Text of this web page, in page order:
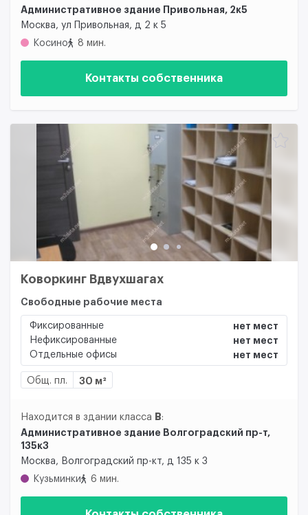
Административное здание Привольная, 2к5
Москва, ул Привольная, д 2 к 5
Косино
8 мин.
Контакты собственника
Коворкинг Вдвухшагах
Свободные рабочие места
Фиксированные
нет мест
Нефиксированные
нет мест
Отдельные офисы
нет мест
Общ. пл. 30 м²
Находится в здании класса B:
Административное здание Волгоградский пр-т,
135к3
Москва, Волгоградский пр-кт, д 135 к 3
Кузьминки
6 мин.